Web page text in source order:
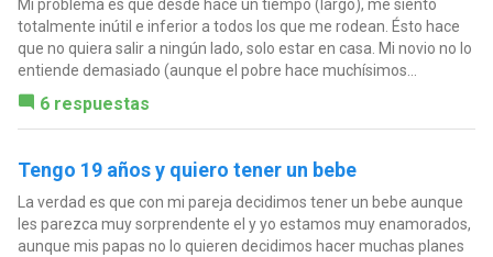
Mi problema es que desde hace un tiempo (largo), me siento
totalmente inútil e inferior a todos los que me rodean. Ésto hace
que no quiera salir a ningún lado, solo estar en casa. Mi novio no lo
entiende demasiado (aunque el pobre hace muchísimos...
6 respuestas
Tengo 19 años y quiero tener un bebe
La verdad es que con mi pareja decidimos tener un bebe aunque
les parezca muy sorprendente el y yo estamos muy enamorados,
aunque mis papas no lo quieren decidimos hacer muchas planes